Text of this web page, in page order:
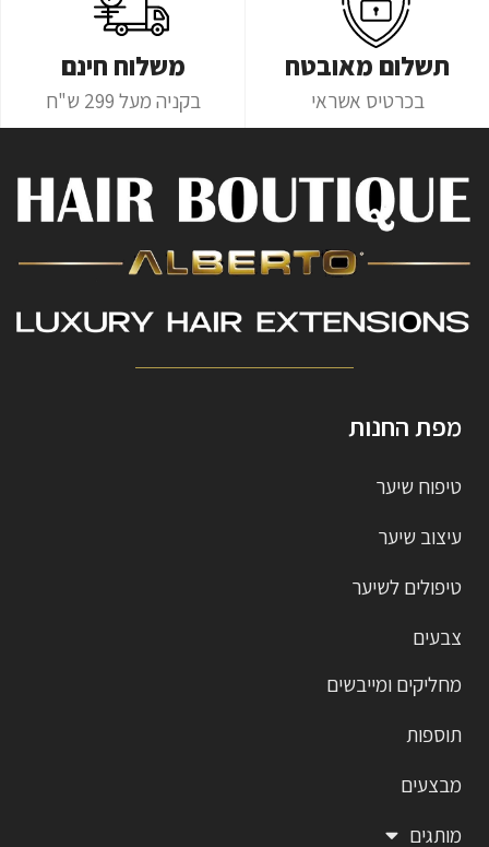
תשלום מאובטח
בכרטיס אשראי
משלוח חינם
בקניה מעל 299 ש"ח
מפת החנות
טיפוח שיער
עיצוב שיער
טיפולים לשיער
צבעים
מחליקים ומייבשים
תוספות
מבצעים
מותגים